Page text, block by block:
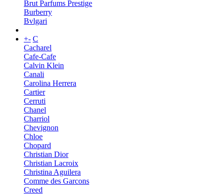
Brut Parfums Prestige
Burberry
Bvlgari
+- C
Cacharel
Cafe-Cafe
Calvin Klein
Canali
Carolina Herrera
Cartier
Cerruti
Chanel
Charriol
Chevignon
Chloe
Chopard
Christian Dior
Christian Lacroix
Christina Aguilera
Comme des Garcons
Creed